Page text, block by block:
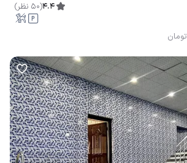
4.4
(
50 نظر)
تومان